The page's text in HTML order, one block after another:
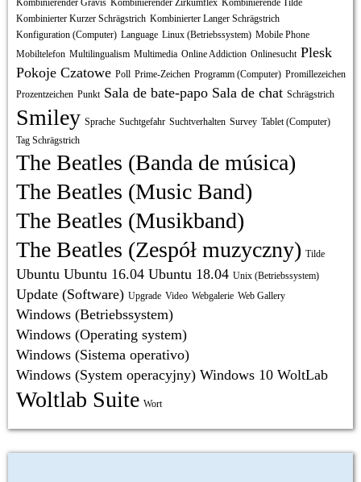
Kombinierender Gravis Kombinierender Zirkumflex Kombinierende Tilde
Kombinierter Kurzer Schrägstrich Kombinierter Langer Schrägstrich
Konfiguration (Computer) Language Linux (Betriebssystem) Mobile Phone
Mobiltelefon Multilingualism Multimedia Online Addiction Onlinesucht Plesk
Pokoje Czatowe Poll Prime-Zeichen Programm (Computer) Promillezeichen
Prozentzeichen Punkt Sala de bate-papo Sala de chat Schrägstrich
Smiley Sprache Suchtgefahr Suchtverhalten Survey Tablet (Computer)
Tag Schrägstrich
The Beatles (Banda de música)
The Beatles (Music Band)
The Beatles (Musikband)
The Beatles (Zespół muzyczny) Tilde
Ubuntu Ubuntu 16.04 Ubuntu 18.04 Unix (Betriebssystem)
Update (Software) Upgrade Video Webgalerie Web Gallery
Windows (Betriebssystem)
Windows (Operating system)
Windows (Sistema operativo)
Windows (System operacyjny) Windows 10 WoltLab
Woltlab Suite Wort